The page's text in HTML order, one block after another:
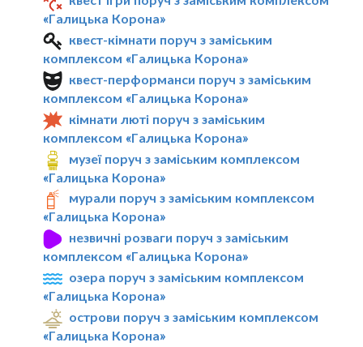
«Галицька Корона»
квест-кімнати поруч з заміським
комплексом «Галицька Корона»
квест-перформанси поруч з заміським
комплексом «Галицька Корона»
кімнати люті поруч з заміським
комплексом «Галицька Корона»
музеї поруч з заміським комплексом
«Галицька Корона»
мурали поруч з заміським комплексом
«Галицька Корона»
незвичні розваги поруч з заміським
комплексом «Галицька Корона»
озера поруч з заміським комплексом
«Галицька Корона»
острови поруч з заміським комплексом
«Галицька Корона»